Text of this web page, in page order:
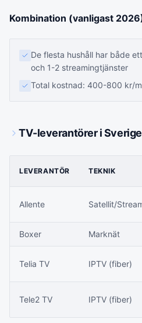
Kombination (vanligast
De flesta hushåll har både
och 1-2 streamingtjänster
Total kostnad: 400-800 kr/
TV-leverantörer i
LEVERANTÖR TEKNIK
Allente Satellit/
Boxer Marknät
Telia TV IPTV (fiber)
Tele2 TV IPTV (fiber)